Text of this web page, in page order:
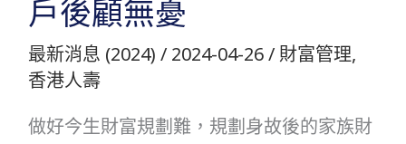
戶後顧無憂
最新消息 (2024) / 2024-04-26/ 財富管理,
香港人壽
做好今生財富規劃難，規劃身故後的家族財